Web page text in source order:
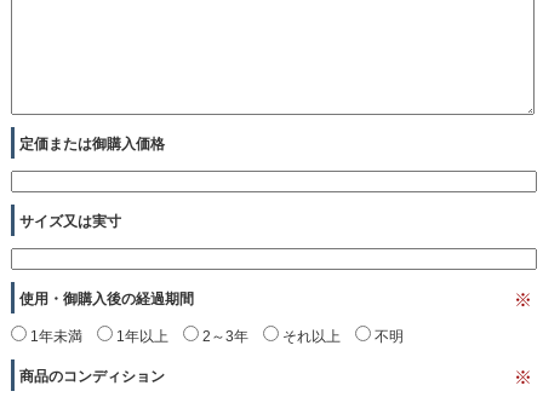
定価または御購入価格
サイズ又は実寸
使用・御購入後の経過期間 ※
1年未満 1年以上 2～3年 それ以上 不明
商品のコンディション ※